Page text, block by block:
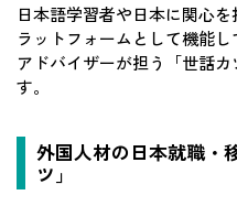
日本語学習者や日本に関心
ラットフォームとして機能
アドバイザーが担う「世話
す。
外国人材の日本就職・
ツ」